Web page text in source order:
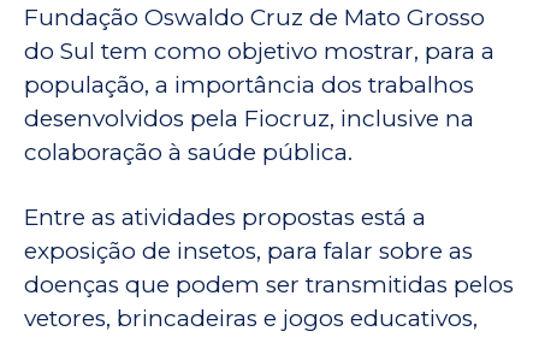
Fundação Oswaldo Cruz de Mato Grosso
do Sul tem como objetivo mostrar, para a
população, a importância dos trabalhos
desenvolvidos pela Fiocruz, inclusive na
colaboração à saúde pública.
Entre as atividades propostas está a
exposição de insetos, para falar sobre as
doenças que podem ser transmitidas pelos
vetores, brincadeiras e jogos educativos,